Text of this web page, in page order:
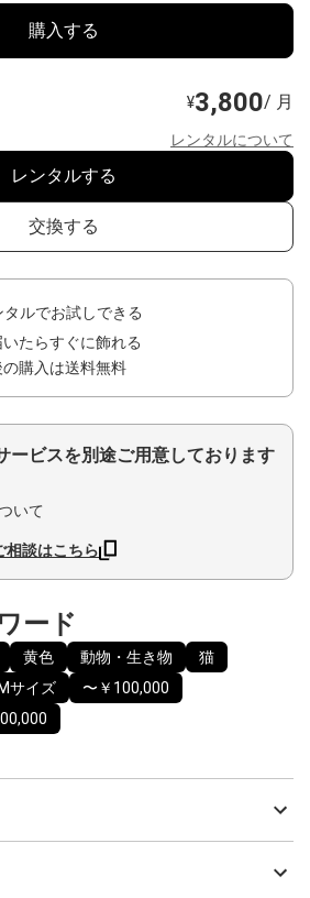
購入する
¥3,800/ 月
レンタルについて
レンタルする
交換する
ルでお試しできる
たらすぐに飾れる
購入は送料無料
ービスを別途ご用意しております
いて
相談はこちら
ード
黄色 動物・生き物
猫
Mサイズ
〜￥100,000